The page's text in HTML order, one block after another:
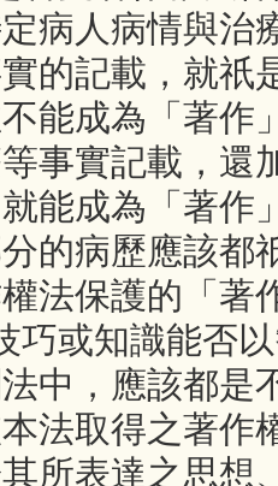
病人病情與治
的記載，就祇
能成為「著作
事實記載，還
能成為「著作
的病歷應該都
法保護的「著
巧或知識能否
中，應該都是
法取得之著作
所表達之思想